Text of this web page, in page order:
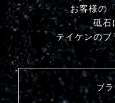
お客様の
砥石
テイケンの
ブ